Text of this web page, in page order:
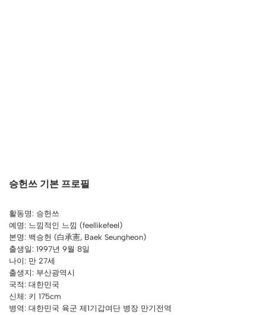
승헌쓰 기본 프로필
활동명: 승헌쓰
예명: 느낌적인 느낌 (feellikefeel)
본명: 백승헌 (白承憲, Baek Seungheon)
출생일: 1997년 9월 8일
나이: 만 27세
출생지: 부산광역시
국적: 대한민국
신체: 키 175cm
병역: 대한민국 육군 제1기갑여단 병장 만기전역